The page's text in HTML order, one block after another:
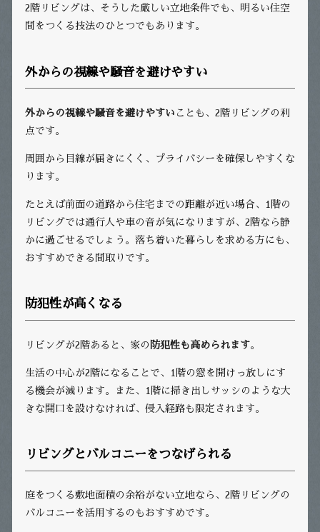
2階リビングは、そうした厳しい立地条件でも、明るい住空
間をつくる技法のひとつでもあります。
外からの視線や騒音を避けやすい
外からの視線や騒音を避けやすい ことも、2階リビングの利
点です。
周囲から目線が届きにくく、プライバシーを確保しやすくな
ります。
たとえば前面の道路から住宅までの距離が近い場合、1階の
リビングでは通行人や車の音が気になりますが、2階なら静
かに過ごせるでしょう。落ち着いた暮らしを求める方にも、
おすすめできる間取りです。
防犯性が高くなる
リビングが2階あると、家の 防犯性も高められます。
生活の中心が2階になることで、1階の窓を開けっ放しにす
る機会が減ります。また、1階に掃き出しサッシのような大
きな開口を設けなければ、侵入経路も限定されます。
リビングとバルコニーをつなげられる
庭をつくる敷地面積の余裕がない立地なら、2階リビングの
バルコニーを活用するのもおすすめです。